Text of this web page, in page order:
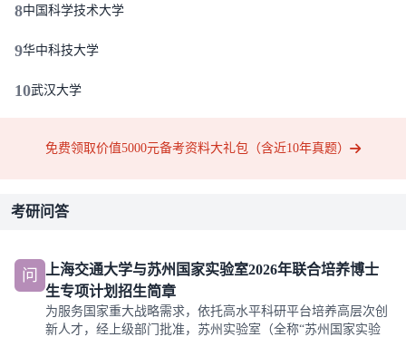
8中国科学技术大学
9华中科技大学
10武汉大学
免费领取价值5000元备考资料大礼包（含近10年真题）
考研问答
问
上海交通大学与苏州国家实验室2026年联合培养博士
生专项计划招生简章
为服务国家重大战略需求，依托高水平科研平台培养高层次创
新人才，经上级部门批准，苏州实验室（全称“苏州国家实验